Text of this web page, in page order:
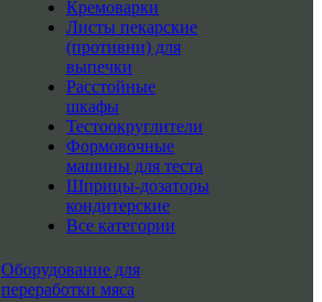
Кремоварки
Листы пекарские
(противни) для
выпечки
Расстойные
шкафы
Тестоокруглители
Формовочные
машины для теста
Шприцы-дозаторы
кондитерские
Все категории
Оборудование для
переработки мяса